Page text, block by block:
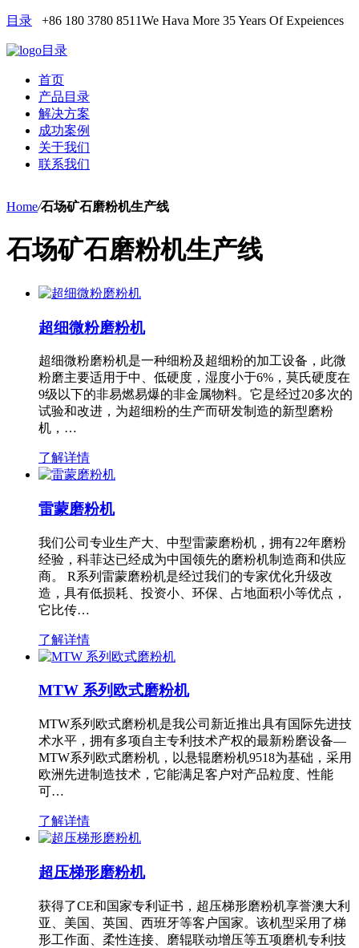
目录 +86 180 3780 8511We Hava More 35 Years Of Expeiences
目录
首页
产品目录
解决方案
成功案例
关于我们
联系我们
Home/石场矿石磨粉机生产线
石场矿石磨粉机生产线
超细微粉磨粉机
超细微粉磨粉机是一种细粉及超细粉的加工设备，此微
粉磨主要适用于中、低硬度，湿度小于6%，莫氏硬度在
9级以下的非易燃易爆的非金属物料。它是经过20多次的
试验和改进，为超细粉的生产而研发制造的新型磨粉
机，…
了解详情
雷蒙磨粉机
我们公司专业生产大、中型雷蒙磨粉机，拥有22年磨粉
经验，科菲达已经成为中国领先的磨粉机制造商和供应
商。 R系列雷蒙磨粉机是经过我们的专家优化升级改
造，具有低损耗、投资小、环保、占地面积小等优点，
它比传…
了解详情
MTW 系列欧式磨粉机
MTW系列欧式磨粉机是我公司新近推出具有国际先进技
术水平，拥有多项自主专利技术产权的最新粉磨设备—
MTW系列欧式磨粉机，以悬辊磨粉机9518为基础，采用
欧洲先进制造技术，它能满足客户对产品粒度、性能
可…
了解详情
超压梯形磨粉机
获得了CE和国家专利证书，超压梯形磨粉机享誉澳大利
亚、美国、英国、西班牙等客户国家。该机型采用了梯
形工作面、柔性连接、磨辊联动增压等五项磨机专利技